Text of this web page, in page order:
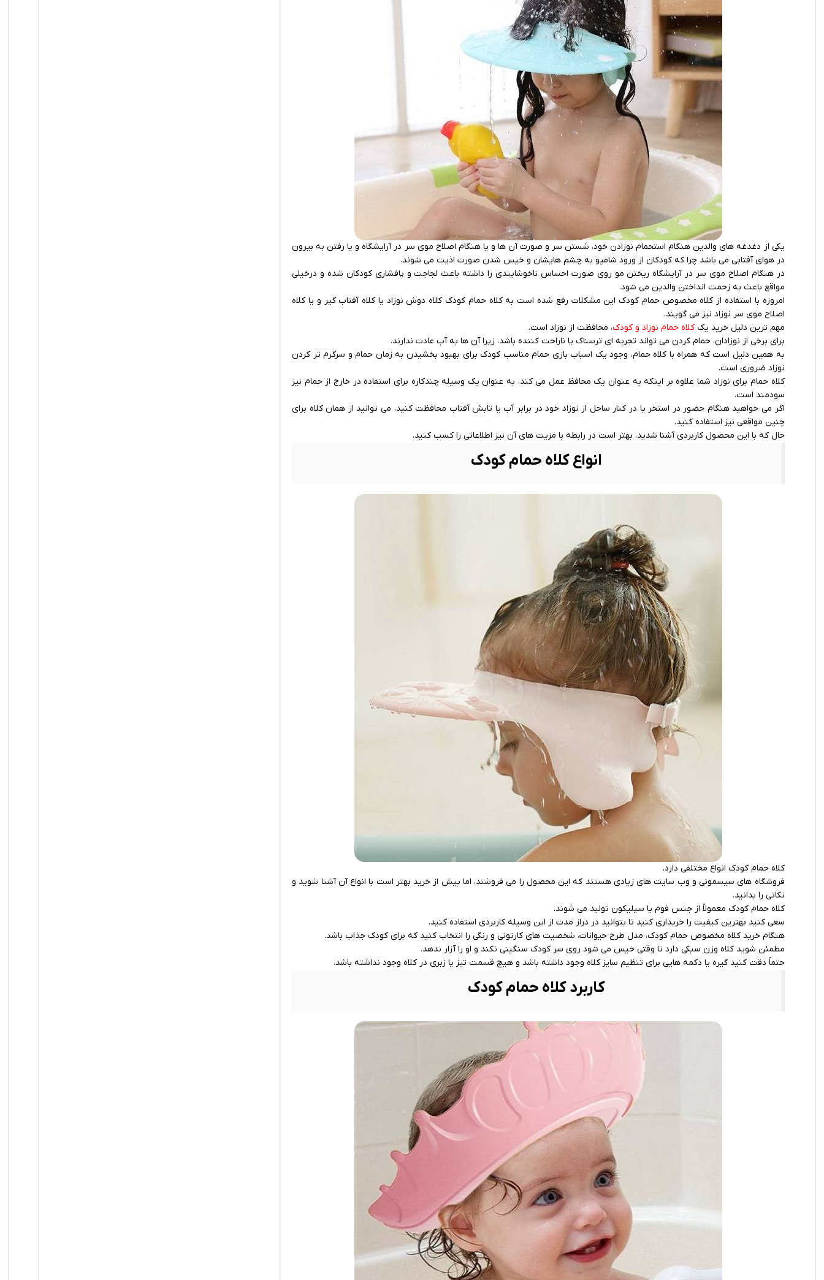
یکی از دغدغه های والدین هنگام استحمام نوزادن خود، شستن سر و صورت آن ها و یا هنگام اصلاح موی سر در آرایشگاه و یا رفتن به بیرون
در هوای آفتابی می باشد چرا که کودکان از ورود شامپو به چشم هایشان و خیس شدن صورت اذیت می شوند.
در هنگام اصلاح موی سر در آرایشگاه ریختن مو روی صورت احساس ناخوشایندی را داشته باعث لجاجت و پافشاری کودکان شده و درخیلی
مواقع باعث به زحمت انداختن والدین می شود.
امروزه با استفاده از کلاه مخصوص حمام کودک این مشکلات رفع شده است به کلاه حمام کودک کلاه دوش نوزاد یا کلاه آفتاب گیر و یا کلاه
اصلاح موی سر نوزاد نیز می گویند.
مهم‌ ترین دلیل خرید یککلاه حمام نوزاد و کودک، محافظت از نوزاد است.
برای برخی از نوزادان، حمام کردن می‌ تواند تجربه‌ ای ترسناک یا ناراحت کننده باشد، زیرا آن ها به آب عادت ندارند.
به همین دلیل است که همراه با کلاه حمام، وجود یک اسباب‌ بازی حمام مناسب کودک برای بهبود بخشیدن به زمان حمام و سرگرم‌ تر کردن
نوزاد ضروری است.
کلاه حمام برای نوزاد شما علاوه بر اینکه به عنوان یک محافظ عمل می‌ کند، به عنوان یک وسیله چندکاره برای استفاده در خارج از حمام نیز
سودمند است.
اگر می‌ خواهید هنگام حضور در استخر یا در کنار ساحل از نوزاد خود در برابر آب یا تابش آفتاب محافظت کنید، می‌ توانید از همان کلاه برای
چنین مواقعی نیز استفاده کنید.
حال که با این محصول کاربردی آشنا شدید، بهتر است در رابطه با مزیت های آن نیز اطلاعاتی را کسب کنید.
انواع کلاه حمام کودک
کلاه حمام کودک انواع مختلفی دارد.
فروشگاه‌ های سیسمونی و وب ‌سایت ‌های زیادی هستند که این محصول را می ‌فروشند، اما پیش از خرید بهتر است با انواع آن آشنا شوید و
نکاتی را بدانید.
کلاه‌ حمام کودک معمولاً از جنس فوم یا سیلیکون تولید می شوند.
سعی کنید بهترین کیفیت را خریداری کنید تا بتوانید در دراز مدت از این وسیله کاربردی استفاده کنید.
هنگام خرید کلاه مخصوص حمام کودک، مدل‌ طرح‌ حیوانات، شخصیت‌ های کارتونی و رنگی را انتخاب کنید که برای کودک جذاب باشد.
مطمئن شوید کلاه وزن سبکی دارد تا وقتی خیس می ‌شود روی سر کودک سنگینی نکند و او را آزار ندهد.
حتماً دقت کنید گیره یا دکمه‌ هایی برای تنظیم سایز کلاه وجود داشته باشد و هیچ قسمت تیز یا زبری در کلاه وجود نداشته باشد.
کاربرد کلاه حمام کودک